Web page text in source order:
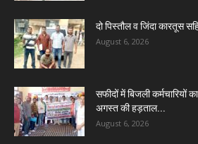
दो पिस्तौल व जिंदा कारतूस
August 6, 2026
सफीदों में बिजली कर्मचारियों
अगस्त की हड़ताल...
August 6, 2026